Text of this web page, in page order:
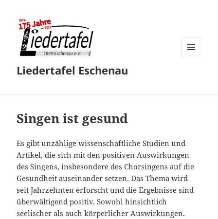
Liedertafel Eschenau
Singen ist gesund
Es gibt unzählige wissenschaftliche Studien und
Artikel, die sich mit den positiven Auswirkungen
des Singens, insbesondere des Chorsingens auf die
Gesundheit auseinander setzen. Das Thema wird
seit Jahrzehnten erforscht und die Ergebnisse sind
überwältigend positiv. Sowohl hinsichtlich
seelischer als auch körperlicher Auswirkungen.